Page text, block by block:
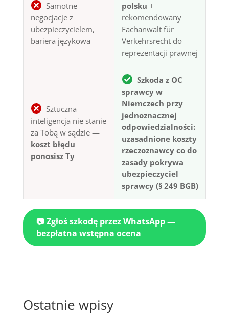
Samotne
negocjacje z
ubezpieczycielem,
bariera językowa
polsku +
rekomendowany
Fachanwalt für
Verkehrsrecht do
reprezentacji prawnej
Sztuczna
inteligencja nie stanie
za Tobą w sądzie —
koszt błędu
ponosisz Ty
Szkoda z OC
sprawcy w
Niemczech przy
jednoznacznej
odpowiedzialności:
uzasadnione koszty
rzeczoznawcy co do
zasady pokrywa
ubezpieczyciel
sprawcy (§ 249 BGB)
📷 Zgłoś szkodę przez WhatsApp —
bezpłatna wstępna ocena
Ostatnie wpisy